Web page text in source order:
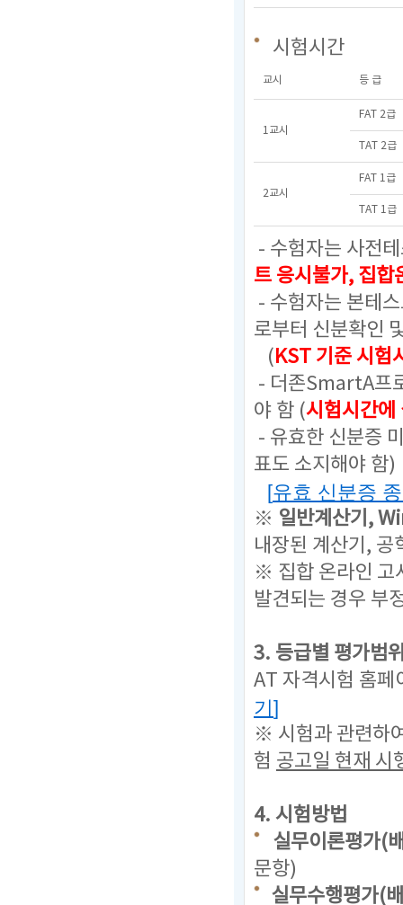
시험시간
교시 등 급
1교시
FAT 2급
TAT 2급
2교시
FAT 1급
TAT 1급
- 수험자는 사전
트 응시불가, 집합
- 수험자는 본테
로부터 신분확인
(KST 기준 시험
- 더존SmartA프
야 함 (시험시간에
- 유효한 신분증
표도 소지해야 함)
[유효 신분증
※ 일반계산기,
내장된 계산기, 공
※ 집합 온라인 고
발견되는 경우 부
3. 등급별 평가범
AT 자격시험 홈페
기]
※ 시험과 관련하
험 공고일 현재 시
4. 시험방법
실무이론평가(
문항)
실무수행평가(